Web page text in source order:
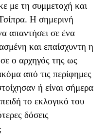
με τη συμμετοχή και
Η σημερινή
απαντήσει σε ένα
και επαίσχυντη η
ο αρχηγός της ως
από τις περίφημες
ή είναι σήμερα
το εκλογικό του
δόσεις